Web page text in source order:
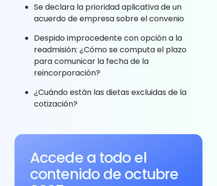
Se declara la prioridad aplicativa de un
acuerdo de empresa sobre el convenio
Despido improcedente con opción a la
readmisión: ¿Cómo se computa el plazo
para comunicar la fecha de la
reincorporación?
¿Cuándo están las dietas excluidas de la
cotización?
Accede a todo el
contenido de octubre